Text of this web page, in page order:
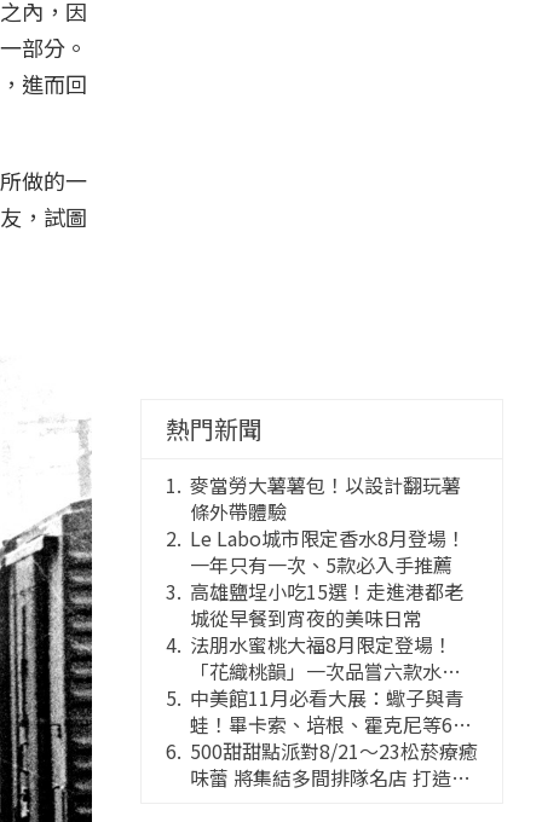
內，因
部分。
進而回
做的一
，試圖
熱門新聞
麥當勞大薯薯包！以設計翻玩薯
條外帶體驗
Le Labo城市限定香水8月登場！
一年只有一次、5款必入手推薦
高雄鹽埕小吃15選！走進港都老
城從早餐到宵夜的美味日常
法朋水蜜桃大福8月限定登場！
「花織桃韻」一次品嘗六款水蜜
桃花果大福
中美館11月必看大展：蠍子與青
蛙！畢卡索、培根、霍克尼等66
件國巨典藏亮相
500甜甜點派對8/21～23松菸療癒
味蕾 將集結多間排隊名店 打造靈